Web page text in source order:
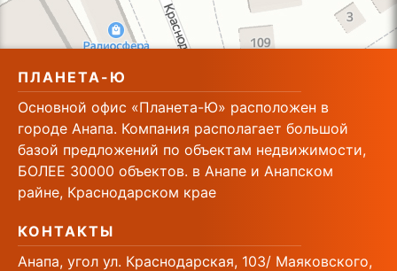
ПЛАНЕТА-Ю
Основной офис «Планета-Ю» расположен в
городе Анапа. Компания располагает большой
базой предложений по объектам недвижимости,
БОЛЕЕ 30000 объектов. в Анапе и Анапском
райне, Краснодарском крае
КОНТАКТЫ
Анапа, угол ул. Краснодарская, 103/ Маяковского,